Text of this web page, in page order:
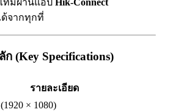
ทม์ผ่านแอป Hik-Connect
ด้จากทุกที่
(Key Specifications)
รายละเอียด
× 1080)